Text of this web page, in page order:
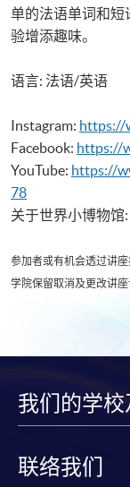
单的法语单词和短
验增添趣味。
语言: 法语/英语
Instagram: https://
Facebook: https://
YouTube: https://
78
关于世界小博物馆:
参加者或有机会透过讲座
学院保留取消及更改讲
我们的学
联络我们